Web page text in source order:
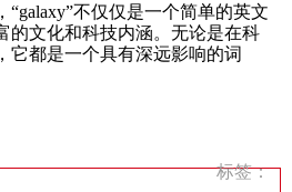
不仅仅是一个简单的英文
的文化和科技内涵。无论是在科
它都是一个具有深远影响的词
标签：